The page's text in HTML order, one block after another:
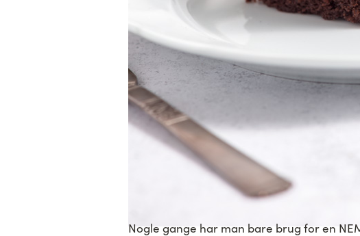
Nogle gange har man bare brug for en